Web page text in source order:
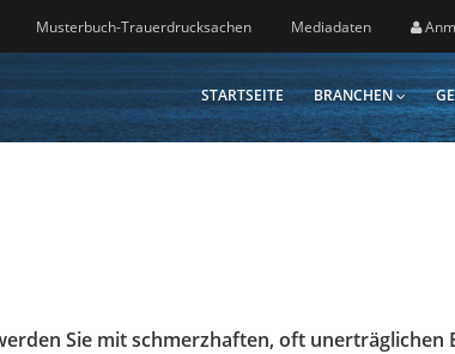
Musterbuch-Trauerdrucksachen Mediadaten
STARTSEITE BRANCHEN
Sie mit schmerzhaften, oft